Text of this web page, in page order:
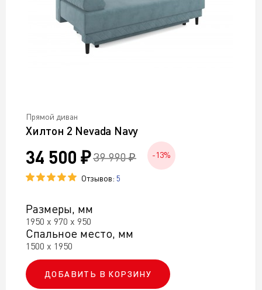
Прямой диван
Хилтон 2 Nevada Navy
34 500 ₽ 39 990 ₽ -13%
Отзывов: 5
Размеры, мм
1950 х 970 х 950
Спальное место, мм
1500 х 1950
ДОБАВИТЬ В КОРЗИНУ